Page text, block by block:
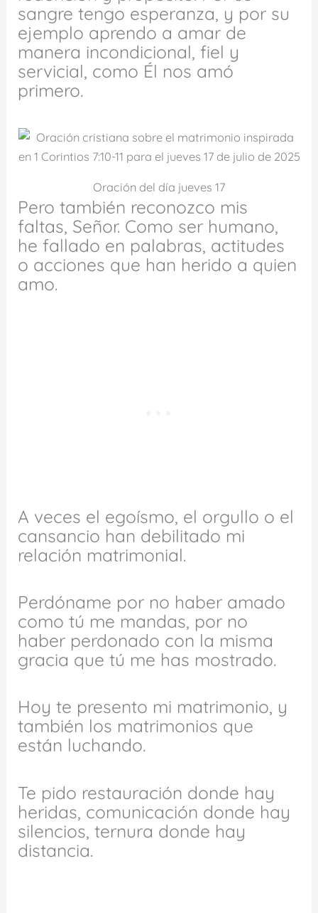
sangre tengo esperanza, y por su
ejemplo aprendo a amar de
manera incondicional, fiel y
servicial, como Él nos amó
primero.
Oración del día jueves 17
Pero también reconozco mis
faltas, Señor. Como ser humano,
he fallado en palabras, actitudes
o acciones que han herido a quien
amo.
A veces el egoísmo, el orgullo o el
cansancio han debilitado mi
relación matrimonial.
Perdóname por no haber amado
como tú me mandas, por no
haber perdonado con la misma
gracia que tú me has mostrado.
Hoy te presento mi matrimonio, y
también los matrimonios que
están luchando.
Te pido restauración donde hay
heridas, comunicación donde hay
silencios, ternura donde hay
distancia.